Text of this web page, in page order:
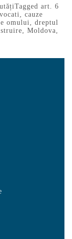
Tagged art. 6
cauze
omului
dreptul
Moldova